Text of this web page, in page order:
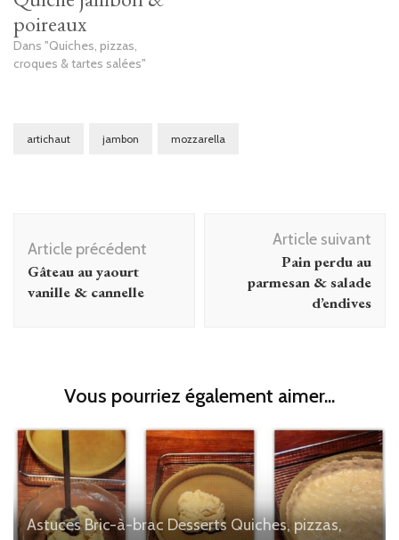
poireaux
Dans "Quiches, pizzas,
croques & tartes salées"
artichaut jambon mozzarella
d'article
Article précédent
Gâteau au yaourt
vanille & cannelle
Article suivant
Pain perdu au
parmesan & salade
d’endives
Vous pourriez également aimer...
AstucesBric-à-bracDesserts Quiches, pizzas,